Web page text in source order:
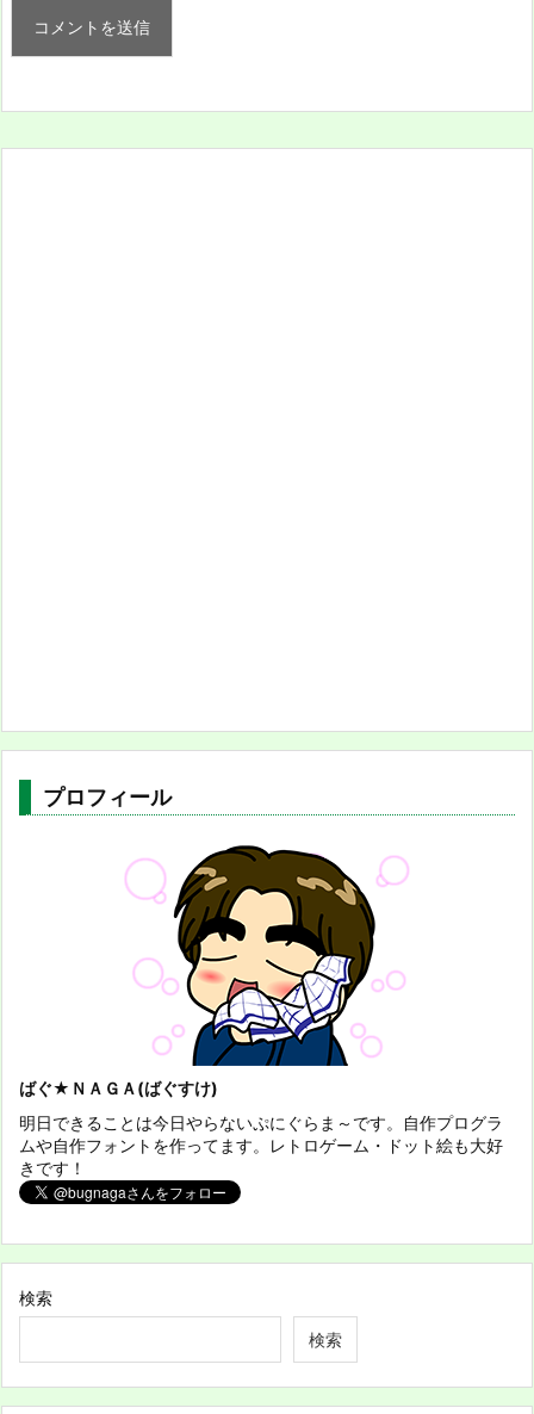
プロフィール
ばぐ★ＮＡＧＡ(ばぐすけ)
明日できることは今日やらないぷにぐらま～です。自作プログラ
ムや自作フォントを作ってます。レトロゲーム・ドット絵も大好
きです！
検索
検索